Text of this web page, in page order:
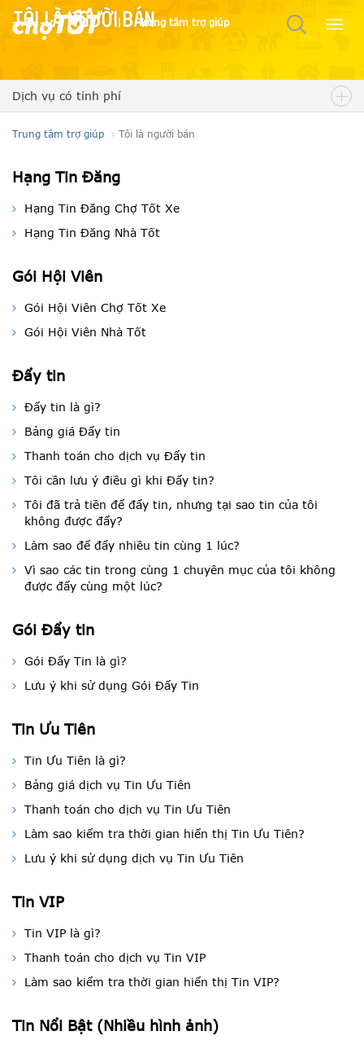
Trung tâm trợ giúp
Tôi là người bán
Dịch vụ có tính phí
Trung tâm trợ giúp Tôi là người bán
Hạng Tin Đăng
Hạng Tin Đăng Chợ Tốt Xe
Hạng Tin Đăng Nhà Tốt
Gói Hội Viên
Gói Hội Viên Chợ Tốt Xe
Gói Hội Viên Nhà Tốt
Đẩy tin
Đẩy tin là gì?
Bảng giá Đẩy tin
Thanh toán cho dịch vụ Đẩy tin
Tôi cần lưu ý điều gì khi Đẩy tin?
Tôi đã trả tiền để đẩy tin, nhưng tại sao tin của tôi
không được đẩy?
Làm sao để đẩy nhiều tin cùng 1 lúc?
Vì sao các tin trong cùng 1 chuyên mục của tôi không
được đẩy cùng một lúc?
Gói Đẩy tin
Gói Đẩy Tin là gì?
Lưu ý khi sử dụng Gói Đẩy Tin
Tin Ưu Tiên
Tin Ưu Tiên là gì?
Bảng giá dịch vụ Tin Ưu Tiên
Thanh toán cho dịch vụ Tin Ưu Tiên
Làm sao kiểm tra thời gian hiển thị Tin Ưu Tiên?
Lưu ý khi sử dụng dịch vụ Tin Ưu Tiên
Tin VIP
Tin VIP là gì?
Thanh toán cho dịch vụ Tin VIP
Làm sao kiểm tra thời gian hiển thị Tin VIP?
Tin Nổi Bật (Nhiều hình ảnh)